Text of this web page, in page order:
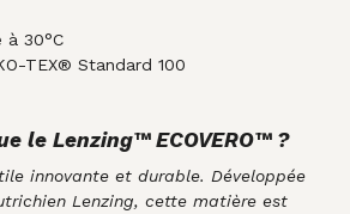
à 30°C
TEX® Standard 100
le Lenzing™ ECOVERO™ ?
innovante et durable. Développée
Lenzing, cette matière est